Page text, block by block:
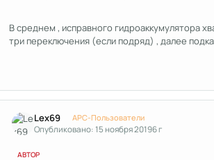
В среднем , исправного гидроаккумулятора
три переключения (если подряд) , далее
Lex69 APC-Пользователи
Опубликовано:15 ноября 20196 г
АВТОР